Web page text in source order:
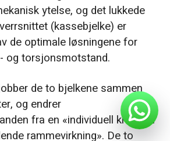
ytelse, og det lukkede
(kassebjelke) er
de optimale løsningene for
og torsjonsmotstand.
de to bjelkene sammen
og endrer
fra en «individuell kraft» til
rammevirkning». De to